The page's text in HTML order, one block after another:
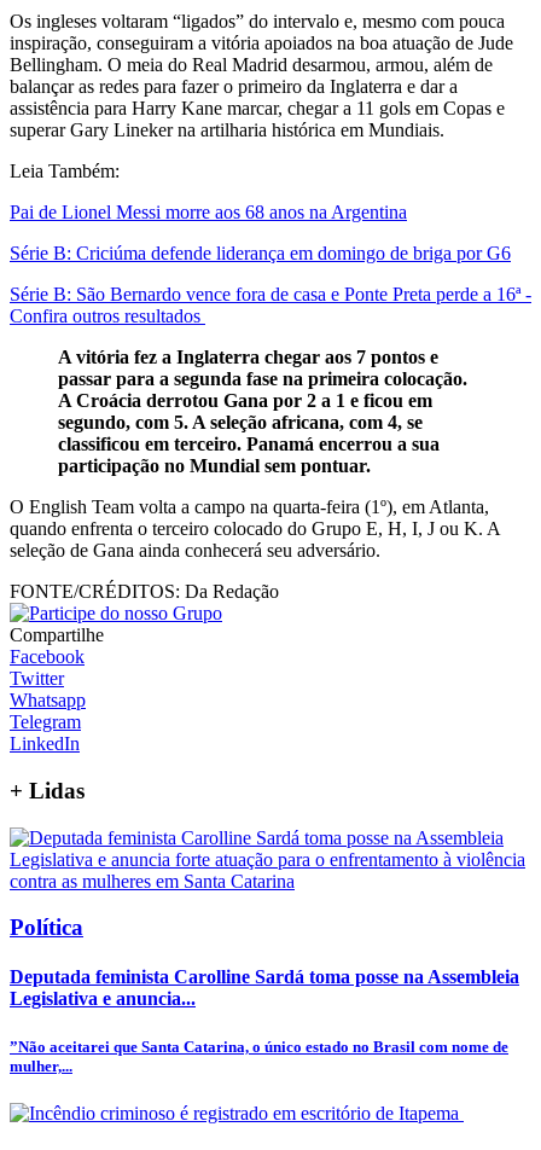
Os ingleses voltaram “ligados” do intervalo e, mesmo com pouca
inspiração, conseguiram a vitória apoiados na boa atuação de Jude
Bellingham. O meia do Real Madrid desarmou, armou, além de
balançar as redes para fazer o primeiro da Inglaterra e dar a
assistência para Harry Kane marcar, chegar a 11 gols em Copas e
superar Gary Lineker na artilharia histórica em Mundiais.
Leia Também:
Pai de Lionel Messi morre aos 68 anos na Argentina
Série B: Criciúma defende liderança em domingo de briga por G6
Série B: São Bernardo vence fora de casa e Ponte Preta perde a 16ª -
Confira outros resultados
A vitória fez a Inglaterra chegar aos 7 pontos e
passar para a segunda fase na primeira colocação.
A Croácia derrotou Gana por 2 a 1 e ficou em
segundo, com 5. A seleção africana, com 4, se
classificou em terceiro. Panamá encerrou a sua
participação no Mundial sem pontuar.
O English Team volta a campo na quarta-feira (1º), em Atlanta,
quando enfrenta o terceiro colocado do Grupo E, H, I, J ou K. A
seleção de Gana ainda conhecerá seu adversário.
FONTE/CRÉDITOS: Da Redação
Compartilhe
Facebook
Twitter
Whatsapp
Telegram
LinkedIn
+ Lidas
Política
Deputada feminista Carolline Sardá toma posse na Assembleia
Legislativa e anuncia...
”Não aceitarei que Santa Catarina, o único estado no Brasil com nome de
mulher,...